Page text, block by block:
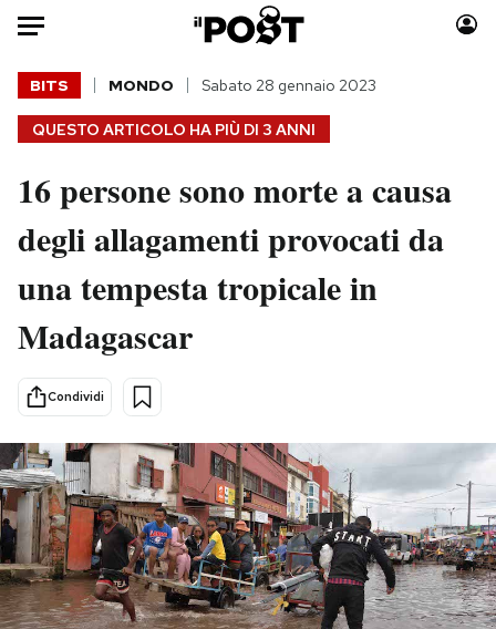
Auto
HOME
Italia
Politica
Tecnologia
Scienza
Cultura
Economia
Sport
Moda
Consumismi
Storie/Idee
Mondiali calcio 2026
PODCAST
NEWSLETTER
QUESTO ARTICOLO HA PIÙ DI 3 ANNI
BITS MONDO Sabato 28 gennaio 2023
16 persone sono morte a causa
degli allagamenti provocati da
una tempesta tropicale in
Madagascar
Condividi